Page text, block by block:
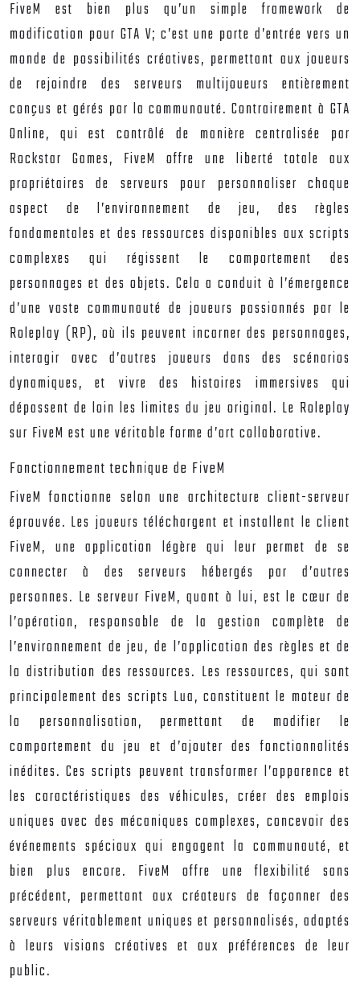
FiveM est bien plus qu’un simple framework de
modification pour GTA V; c’est une porte d’entrée vers un
monde de possibilités créatives, permettant aux joueurs
de rejoindre des serveurs multijoueurs entièrement
conçus et gérés par la communauté. Contrairement à GTA
Online, qui est contrôlé de manière centralisée par
Rockstar Games, FiveM offre une liberté totale aux
propriétaires de serveurs pour personnaliser chaque
aspect de l’environnement de jeu, des règles
fondamentales et des ressources disponibles aux scripts
complexes qui régissent le comportement des
personnages et des objets. Cela a conduit à l’émergence
d’une vaste communauté de joueurs passionnés par le
Roleplay (RP), où ils peuvent incarner des personnages,
interagir avec d’autres joueurs dans des scénarios
dynamiques, et vivre des histoires immersives qui
dépassent de loin les limites du jeu original. Le Roleplay
sur FiveM est une véritable forme d’art collaborative.
Fonctionnement technique de FiveM
FiveM fonctionne selon une architecture client-serveur
éprouvée. Les joueurs téléchargent et installent le client
FiveM, une application légère qui leur permet de se
connecter à des serveurs hébergés par d’autres
personnes. Le serveur FiveM, quant à lui, est le cœur de
l’opération, responsable de la gestion complète de
l’environnement de jeu, de l’application des règles et de
la distribution des ressources. Les ressources, qui sont
principalement des scripts Lua, constituent le moteur de
la personnalisation, permettant de modifier le
comportement du jeu et d’ajouter des fonctionnalités
inédites. Ces scripts peuvent transformer l’apparence et
les caractéristiques des véhicules, créer des emplois
uniques avec des mécaniques complexes, concevoir des
événements spéciaux qui engagent la communauté, et
bien plus encore. FiveM offre une flexibilité sans
précédent, permettant aux créateurs de façonner des
serveurs véritablement uniques et personnalisés, adaptés
à leurs visions créatives et aux préférences de leur
public.